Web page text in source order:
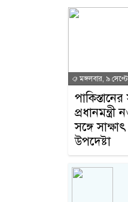
মঙ্গলবার, ৯
সঙ্গে
উপদেষ্টা